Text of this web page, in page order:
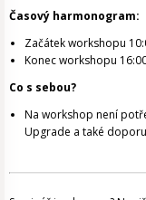
Časový harmonogram:
Začátek workshopu
Konec workshopu
Co s sebou?
Na workshop není
Upgrade a také